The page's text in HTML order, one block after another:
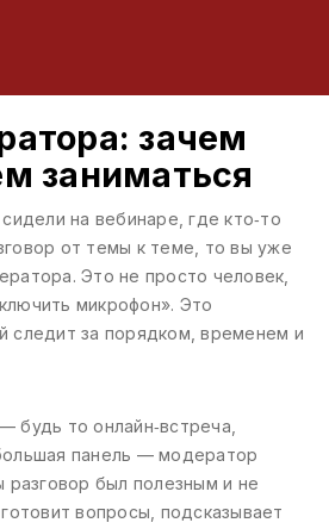
зачем
заниматься
на вебинаре, где кто‑то
от темы к теме, то вы уже
Это не просто человек,
микрофон». Это
следит за порядком, временем и
то онлайн‑встреча,
панель — модератор
разговор был полезным и не
вопросы, подсказывает